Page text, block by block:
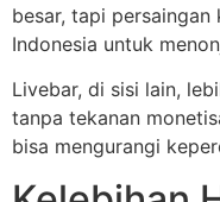
besar, tapi
Indonesia untuk
Livebar, di sisi lain,
tanpa tekanan
bisa mengurangi